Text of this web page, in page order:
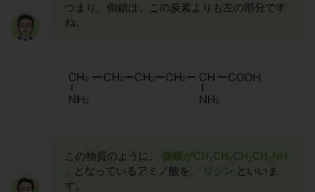
つまり、側鎖は、この炭素よりも左の部分です
ね。
この物質のように、 側鎖がCH2CH2CH2CH2NH
2 となっているアミノ酸を、 リシン といいま
す。